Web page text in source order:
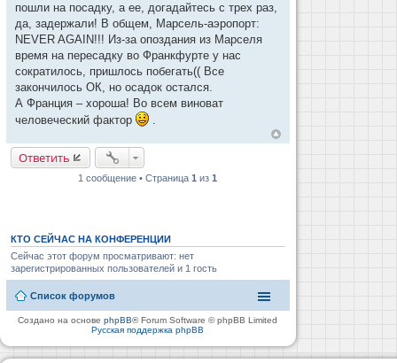
пошли на посадку, а ее, догадайтесь с трех раз,
да, задержали! В общем, Марсель-аэропорт:
NEVER AGAIN!!! Из-за опоздания из Марселя
время на пересадку во Франкфурте у нас
сократилось, пришлось побегать(( Все
закончилось ОК, но осадок остался.
А Франция – хороша! Во всем виноват
человеческий фактор
.
Ответить
1 сообщение • Страница1 из1
КТО СЕЙЧАС НА КОНФЕРЕНЦИИ
Сейчас этот форум просматривают: нет
зарегистрированных пользователей и 1 гость
Список форумов
Создано на основеphpBB® Forum Software © phpBB Limited
Русская поддержка phpBB